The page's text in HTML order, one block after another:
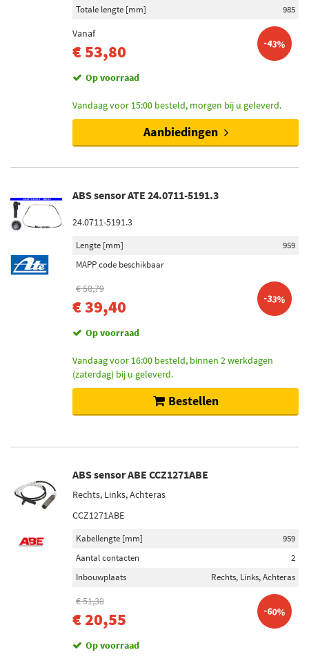
Totale lengte [mm]
985
Vanaf
€ 53,80 -43%
Op voorraad
Vandaag voor 15:00 besteld, morgen bij u geleverd.
Aanbiedingen
ABS sensor ATE 24.0711-5191.3
24.0711-5191.3
Lengte [mm]
959
MAPP code beschikbaar
€ 58,79
€ 39,40 -33%
Op voorraad
Vandaag voor 16:00 besteld, binnen 2 werkdagen
(zaterdag) bij u geleverd.
Bestellen
ABS sensor ABE CCZ1271ABE
Rechts, Links, Achteras
CCZ1271ABE
Kabellengte [mm]
959
Aantal contacten
2
Inbouwplaats
Rechts, Links, Achteras
€ 51,38
€ 20,55 -60%
Op voorraad